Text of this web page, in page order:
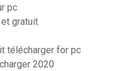
pc
gratuit
télécharger for pc
2020